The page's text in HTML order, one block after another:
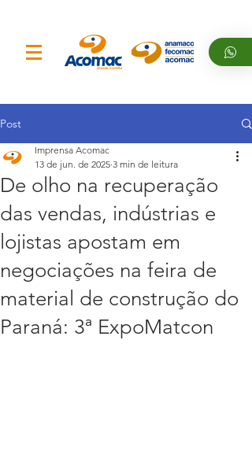
Post
De olho na recuperação
das vendas, indústrias e
lojistas apostam em
negociações na feira de
material de construção do
Paraná: 3ª ExpoMatcon
Imprensa Acomac
13 de jun. de 2025 3 min de leitura